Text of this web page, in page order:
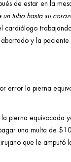
de estar en la
tubo hasta su
cardiólogo
y la
error la pierna
pierna equivocada
una multa de
que le amputó